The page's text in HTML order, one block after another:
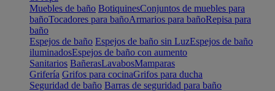
Muebles de baño BotiquinesConjuntos de muebles para
bañoTocadores para bañoArmarios para bañoRepisa para
baño
Espejos de baño Espejos de baño sin LuzEspejos de baño
iluminadosEspejos de baño con aumento
Sanitarios BañerasLavabosMamparas
Grifería Grifos para cocinaGrifos para ducha
Seguridad de baño Barras de seguridad para baño